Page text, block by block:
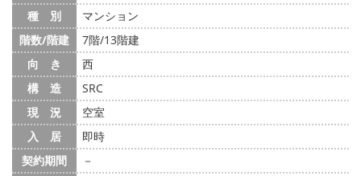
種 別
マンション
階数/階建
7階/13階建
向 き
西
構 造
SRC
現 況
空室
入 居
即時
契約期間
－